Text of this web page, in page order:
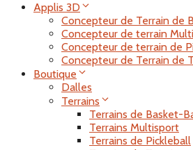
Applis 3D
Concepteur de Terrain de
Concepteur de terrain
Concepteur de terrain de
Concepteur de Terrain de
Boutique
Dalles
Terrains
Terrains de Basket-
Terrains Multisport
Terrains de Pickleball